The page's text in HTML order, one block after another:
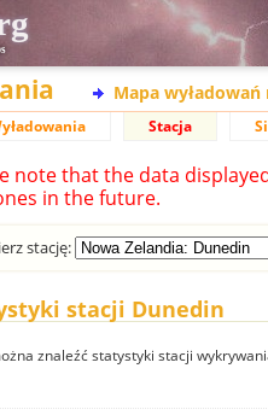
Mapa wyładowań
Stacja
note that the data
in the future.
stację:
stacji Dunedin
znaleźć statystyki stacji